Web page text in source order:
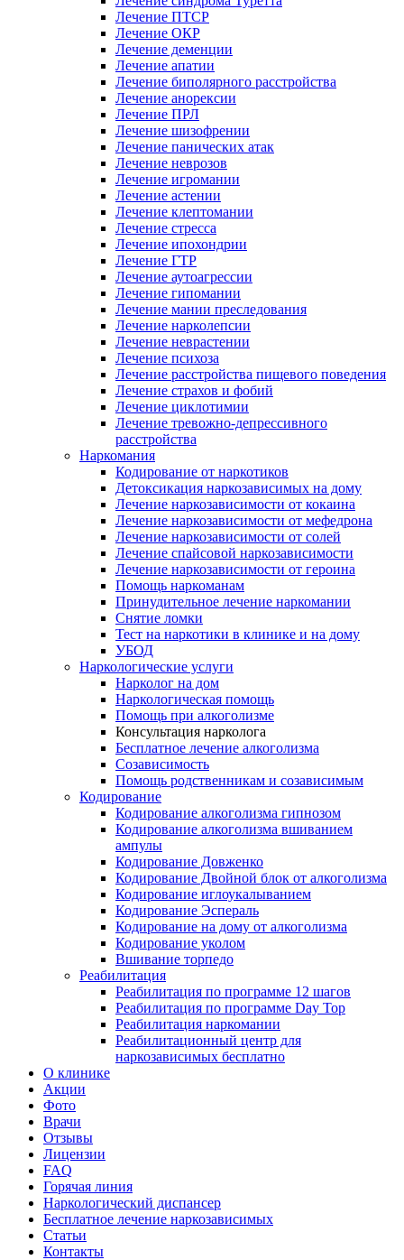
Лечение ПТСР
Лечение ОКР
Лечение деменции
Лечение апатии
Лечение биполярного расстройства
Лечение анорексии
Лечение ПРЛ
Лечение шизофрении
Лечение панических атак
Лечение неврозов
Лечение игромании
Лечение астении
Лечение клептомании
Лечение стресса
Лечение ипохондрии
Лечение ГТР
Лечение аутоагрессии
Лечение гипомании
Лечение мании преследования
Лечение нарколепсии
Лечение неврастении
Лечение психоза
Лечение расстройства пищевого поведения
Лечение страхов и фобий
Лечение циклотимии
Лечение тревожно-депрессивного
расстройства
Наркомания
Кодирование от наркотиков
Детоксикация наркозависимых на дому
Лечение наркозависимости от кокаина
Лечение наркозависимости от мефедрона
Лечение наркозависимости от солей
Лечение спайсовой наркозависимости
Лечение наркозависимости от героина
Помощь наркоманам
Принудительное лечение наркомании
Снятие ломки
Тест на наркотики в клинике и на дому
УБОД
Наркологические услуги
Нарколог на дом
Наркологическая помощь
Помощь при алкоголизме
Консультация нарколога
Бесплатное лечение алкоголизма
Созависимость
Помощь родственникам и созависимым
Кодирование
Кодирование алкоголизма гипнозом
Кодирование алкоголизма вшиванием
ампулы
Кодирование Довженко
Кодирование Двойной блок от алкоголизма
Кодирование иглоукалыванием
Кодирование Эспераль
Кодирование на дому от алкоголизма
Кодирование уколом
Вшивание торпедо
Реабилитация
Реабилитация по программе 12 шагов
Реабилитация по программе Day Top
Реабилитация наркомании
Реабилитационный центр для
наркозависимых бесплатно
О клинике
Акции
Фото
Врачи
Отзывы
Лицензии
FAQ
Горячая линия
Наркологический диспансер
Бесплатное лечение наркозависимых
Статьи
Контакты